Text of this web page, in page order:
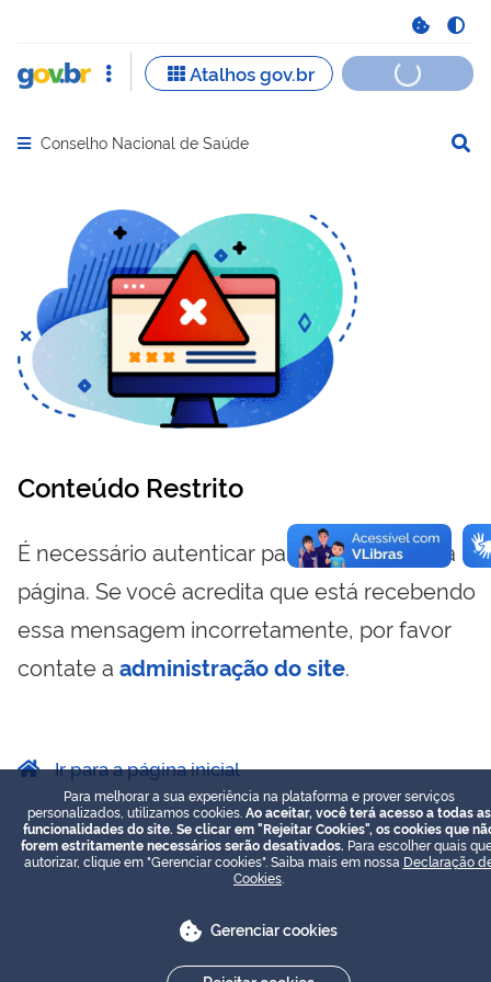
Abrir menu principal de navegação
Conselho Nacional de Saúde
Conteúdo Restrito
É necessário autenticar para visualizar essa
página. Se você acredita que está recebendo
essa mensagem incorretamente, por favor
contate a administração do site.
Ir para a página inicial
Para melhorar a sua experiência na plataforma e prover serviços
personalizados, utilizamos cookies. Ao aceitar, você terá acesso a todas as
funcionalidades do site. Se clicar em "Rejeitar Cookies", os cookies que
forem estritamente necessários serão desativados. Para escolher quais
autorizar, clique em "Gerenciar cookies". Saiba mais em nossa Declaração
Cookies
Gerenciar cookies